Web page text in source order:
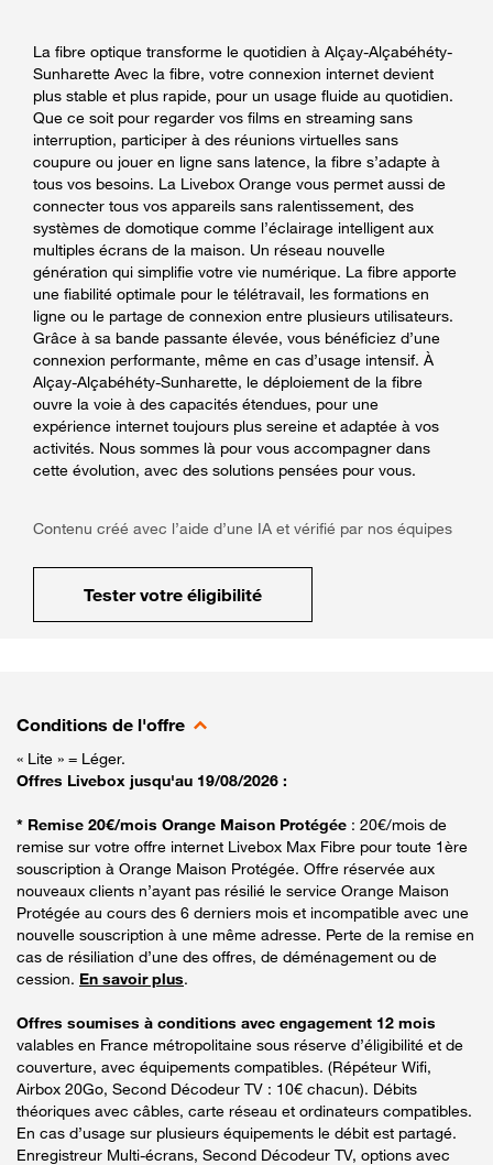
La fibre optique transforme le quotidien à Alçay-Alçabéhéty-
Sunharette Avec la fibre, votre connexion internet devient
plus stable et plus rapide, pour un usage fluide au quotidien.
Que ce soit pour regarder vos films en streaming sans
interruption, participer à des réunions virtuelles sans
coupure ou jouer en ligne sans latence, la fibre s’adapte à
tous vos besoins. La Livebox Orange vous permet aussi de
connecter tous vos appareils sans ralentissement, des
systèmes de domotique comme l’éclairage intelligent aux
multiples écrans de la maison. Un réseau nouvelle
génération qui simplifie votre vie numérique. La fibre apporte
une fiabilité optimale pour le télétravail, les formations en
ligne ou le partage de connexion entre plusieurs utilisateurs.
Grâce à sa bande passante élevée, vous bénéficiez d’une
connexion performante, même en cas d’usage intensif. À
Alçay-Alçabéhéty-Sunharette, le déploiement de la fibre
ouvre la voie à des capacités étendues, pour une
expérience internet toujours plus sereine et adaptée à vos
activités. Nous sommes là pour vous accompagner dans
cette évolution, avec des solutions pensées pour vous.
Contenu créé avec l’aide d’une IA et vérifié par nos équipes
Tester votre éligibilité
Conditions de l'offre
« Lite » = Léger.
Offres Livebox jusqu'au 19/08/2026 :
* Remise 20€/mois Orange Maison Protégée : 20€/mois de
remise sur votre offre internet Livebox Max Fibre pour toute 1ère
souscription à Orange Maison Protégée. Offre réservée aux
nouveaux clients n’ayant pas résilié le service Orange Maison
Protégée au cours des 6 derniers mois et incompatible avec une
nouvelle souscription à une même adresse. Perte de la remise en
cas de résiliation d’une des offres, de déménagement ou de
cession. En savoir plus.
Offres soumises à conditions avec engagement 12 mois
valables en France métropolitaine sous réserve d’éligibilité et de
couverture, avec équipements compatibles. (Répéteur Wifi,
Airbox 20Go, Second Décodeur TV : 10€ chacun). Débits
théoriques avec câbles, carte réseau et ordinateurs compatibles.
En cas d’usage sur plusieurs équipements le débit est partagé.
Enregistreur Multi-écrans, Second Décodeur TV, options avec